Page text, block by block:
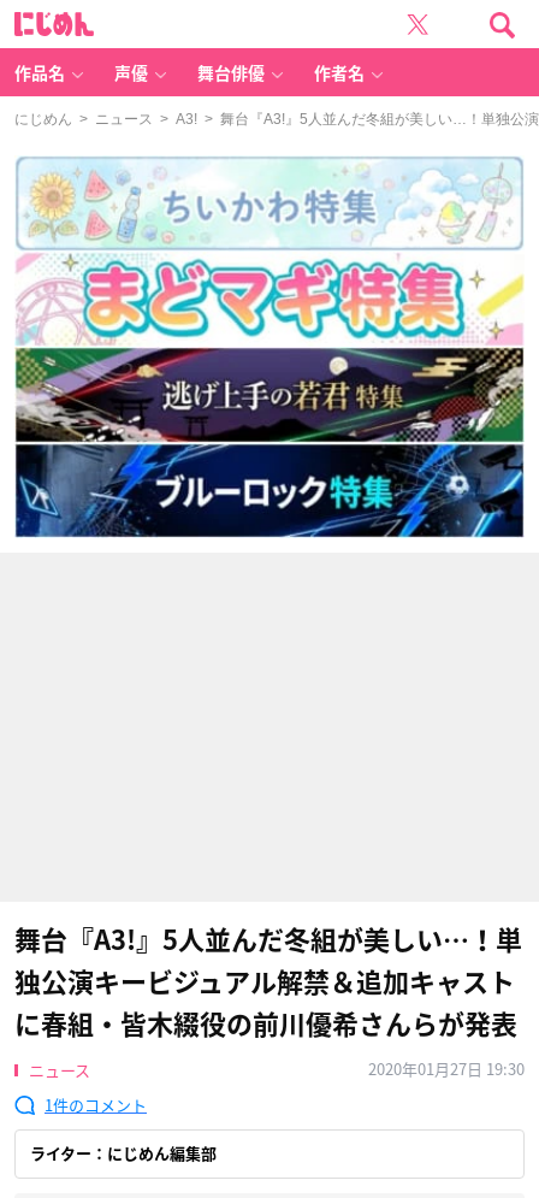
作品名 声優 舞台俳優 作者名
にじめん > ニュース > A3! > 舞台『A3!』5人並んだ冬組が美しい…！単独公
舞台『A3!』5人並んだ冬組が美しい…！単
独公演キービジュアル解禁＆追加キャスト
に春組・皆木綴役の前川優希さんらが発表
ニュース
2020年01月27日 19:30
1
ライター：にじめん編集部